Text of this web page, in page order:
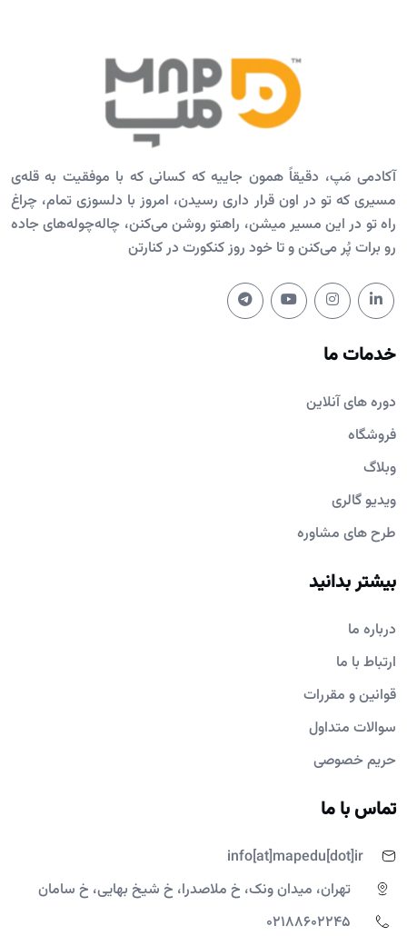
آکادمی مَپ، دقیقاً همون جاییه که کسانی که با موفقیت به قله‌ی
مسیری که تو در اون قرار داری رسیدن، امروز با دلسوزی تمام، چراغ
راه تو در این مسیر میشن، راهتو روشن می‌کنن، چاله‌چوله‌های جاده
رو برات پُر می‌کنن و تا خود روز کنکورت در کنارتن
خدمات ما
دوره های آنلاین
فروشگاه
وبلاگ
ویدیو گالری
طرح های مشاوره
بیشتر بدانید
درباره ما
ارتباط با ما
قوانین و مقررات
سوالات متداول
حریم خصوصی
تماس با ما
info[at]mapedu[dot]ir
تهران، میدان ونک، خ ملاصدرا، خ شیخ بهایی، خ سامان
02188602245